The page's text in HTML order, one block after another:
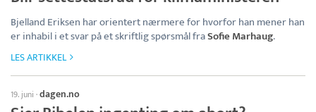
Bjelland Eriksen har orientert nærmere for hvorfor han mener han
er inhabil i et svar på et skriftlig spørsmål fraSofie Marhaug.
LES ARTIKKEL
19. juni ·dagen.no